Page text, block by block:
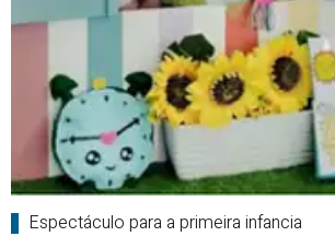
Espectáculo para a primeira infancia